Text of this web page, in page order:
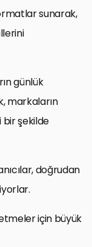
sunarak,
günlük
markaların
bir şekilde
doğrudan
için büyük